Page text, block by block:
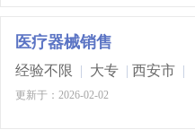
医疗器械销售
经验不限 | 大专 | 西安市 |
更新于：2026-02-02